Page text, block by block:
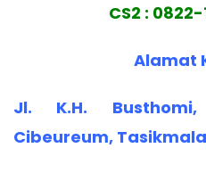
CS2 :
Alamat
Jl. K.H.
Cibeureum,